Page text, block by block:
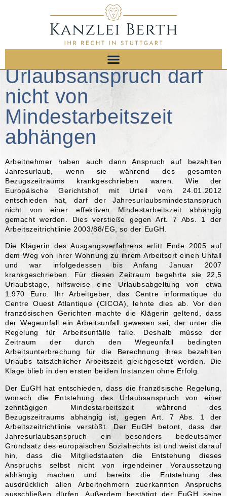
Urlaubsanspruch darf
nicht von
Mindestarbeitszeit
abhängen
Arbeitnehmer haben auch dann Anspruch auf bezahlten
Jahresurlaub, wenn sie während des gesamten
Bezugszeitraums krankgeschrieben waren. Wie der
Europäische Gerichtshof mit Urteil vom 24.01.2012
entschieden hat, darf der Jahresurlaubsmindestanspruch
nicht von einer effektiven Mindestarbeitszeit abhängig
gemacht werden. Dies verstieße gegen Art. 7 Abs. 1 der
Arbeitszeitrichtlinie 2003/88/EG, so der EuGH.
Die Klägerin des Ausgangsverfahrens erlitt Ende 2005 auf
dem Weg von ihrer Wohnung zu ihrem Arbeitsort einen Unfall
und war infolgedessen bis Anfang Januar 2007
krankgeschrieben. Für diesen Zeitraum begehrte sie 22,5
Urlaubstage, hilfsweise eine Urlaubsabgeltung von etwa
1.970 Euro. Ihr Arbeitgeber, das Centre informatique du
Centre Ouest Atlantique (CICOA), lehnte dies ab. Vor den
französischen Gerichten machte die Klägerin geltend, dass
der Wegeunfall ein Arbeitsunfall gewesen sei, der unter die
Regelung für Arbeitsunfälle falle. Deshalb müsse der
Zeitraum der durch den Wegeunfall bedingten
Arbeitsunterbrechung für die Berechnung ihres bezahlten
Urlaubs tatsächlicher Arbeitszeit gleichgesetzt werden. Die
Klage blieb in den ersten beiden Instanzen ohne Erfolg.
Der EuGH hat entschieden, dass die französische Regelung,
wonach die Entstehung des Urlaubsanspruch von einer
zehntägigen Mindestarbeitszeit während des
Bezugszeitraums abhängig ist, gegen Art. 7 Abs. 1 der
Arbeitszeitrichtlinie verstößt. Der EuGH betont, dass der
Jahresurlaubsanspruch ein besonders bedeutsamer
Grundsatz des europäischen Sozialrechts ist und weist darauf
hin, dass die Mitgliedstaaten die Entstehung dieses
Anspruchs selbst nicht von irgendeiner Voraussetzung
abhängig machen und bereits die Entstehung des
ausdrücklich allen Arbeitnehmern zuerkannten Anspruchs
ausschließen dürfen. Außerdem bestätigt der EuGH seine